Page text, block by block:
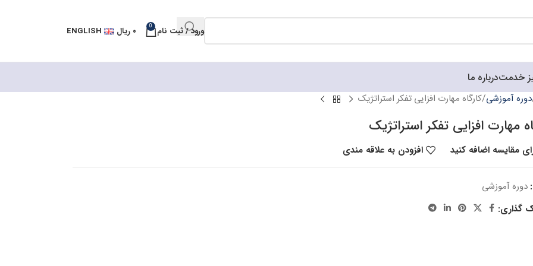
ورود / ثبت نام 0 ۰ ریال ENGLISH
خدمتدرباره ما
دوره آموزشی کارگاه مهارت افزایی تفکر استراتژیک
مهارت افزایی تفکر استراتژیک
مقایسه اضافه کنید افزودن به علاقه مندی
دوره آموزشی
گذاری: